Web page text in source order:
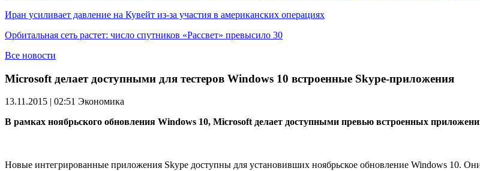
Иран усиливает давление на Кувейт из-за участия в американских операциях
Орбитальная сеть растет: число спутников «Рассвет» превысило 30
Все новости
Microsoft делает доступными для тестеров Windows 10 встроенные Skype-приложения
13.11.2015 | 02:51 Экономика
В рамках ноябрьского обновления Windows 10, Microsoft делает доступными превью встроенных
Новые интегрированные приложения Skype доступны для установивших ноябрьское обновление Windows 10.